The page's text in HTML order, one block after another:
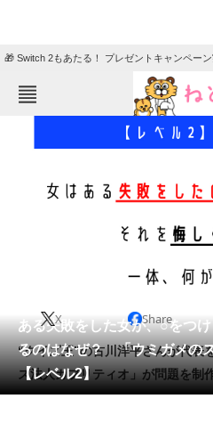
🎁 Switch 2もあたる！ プレゼントキャンペーン
エンタメ
会員記事
メディア
注目記事を集めた総合ページ
ある失敗をした女が、○をつ
るのはなぜ？ 「ウミガメの
【レベル2】
X Share
“クイズ王”の古川洋平さんが代表
ズ法人カプリティオ」が問題を制